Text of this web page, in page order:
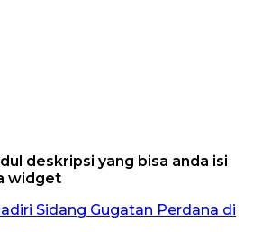
deskripsi yang bisa anda isi
widget